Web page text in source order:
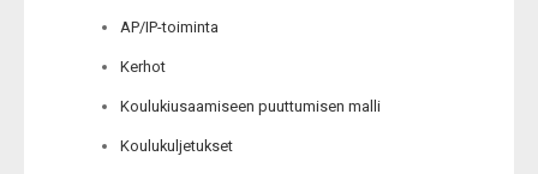
AP/IP-toiminta
Kerhot
Koulukiusaamiseen puuttumisen malli
Koulukuljetukset